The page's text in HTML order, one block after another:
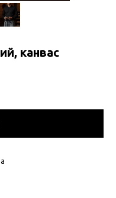
канвас